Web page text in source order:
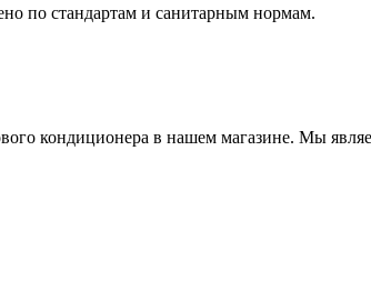
по стандартам и санитарным нормам.
кондиционера в нашем магазине. Мы